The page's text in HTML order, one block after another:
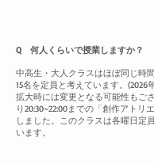
Q 何人くらいで授業しますか？
中高生・大人クラスはほぼ同じ時
15名を定員と考えています。(2026
拡大時には変更となる可能性もご
り20:30~22:00までの「創作アトリ
しました。このクラスは各曜日定
います。